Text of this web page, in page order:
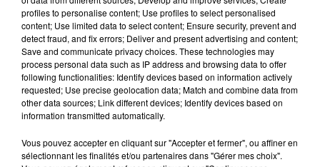
Calais, Camiers, Conchil-Le-Temple, Condette,
Coquelles, Coulogne, Cucq, Dannes, Echinghen,
Equihen-Plage, Escalles, Etaples, Frencq, Groffliers,
Halinghen, Hesdigneul-lesBoulogne, Hesdin-l’Abbé,
Isques, Le Portel, Le-Touquet-Paris-Plage, Lefaux,
Marck, Merlimont, Nesles, Neufchâtel-Hardelot,
Outreau, Oye-Plage, Peuplingues, Rang-du-Fliers,
Saint-Aubin, Saint-Etienne-Au-Mont, Saint-Josse,
Saint-Leonard, Saint-Martin-Boulogne, Sangatte,
Tardinghen, Tubersent, Verlincthun, Verton, Waben ,
profiles to personalise content; Use profiles to select personalised
content; Use limited data to select content; Ensure security, prevent and
detect fraud, and fix errors; Deliver and present advertising and content;
Save and communicate privacy choices. These technologies may
process personal data such as IP address and browsing data to offer
following functionalities: Identify devices based on information actively
requested; Use precise geolocation data; Match and combine data from
other data sources; Link different devices; Identify devices based on
information transmitted automatically.
Vous pouvez accepter en cliquant sur "Accepter et fermer", ou affiner en
sélectionnant les finalités et/ou partenaires dans "Gérer mes choix".